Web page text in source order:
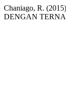
Chaniago, R.
DENGAN